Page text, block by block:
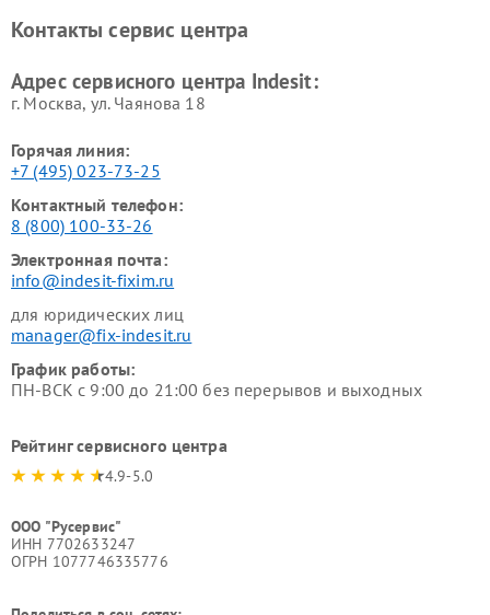
Indesit
Indesit
Контакты сервис центра
Адрес сервисного центра Indesit:
г. Москва, ул. Чаянова 18
Горячая линия:
+7 (495) 023-73-25
Контактный телефон:
8 (800) 100-33-26
Электронная почта:
info@indesit-fixim.ru
для юридических лиц
manager@fix-indesit.ru
График работы:
ПН-ВСК с 9:00 до 21:00 без перерывов и выходных
Рейтинг сервисного центра
4.9-5.0
ООО "Русервис"
ИНН 7702633247
ОГРН 1077746335776